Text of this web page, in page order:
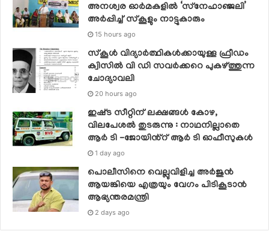
അനശ്വര ഓർമകളിൽ ‘സ്‌നേഹാഞ്ജലി’
അർപ്പിച്ച് സ്കൂളും നാട്ടുകാരും
15 hours ago
സ്‌കൂള്‍ വിദ്യാര്‍ത്ഥികള്‍ക്കായുള്ള ഫ്രീഡം
ക്വിസില്‍ വി ഡി സവര്‍ക്കറെ പുകഴ്ത്തുന്ന
ചോദ്യാവലി
20 hours ago
ഇഷ്‌ട സീറ്റിന് ലക്ഷങ്ങൾ കോഴ,
വിലപേശൽ തുടരുന്നു : നാഥനില്ലാതെ
ആർ ടി -ജോയിൻ്റ് ആർ ടി ഓഫീസുകൾ
1 day ago
പൊലീസിനെ വെല്ലുവിളിച്ച അര്‍ജുന്‍
ആയങ്കിയെ എത്രയും വേഗം പിടികൂടാന്‍
ആഭ്യന്തരമന്ത്രി
2 days ago